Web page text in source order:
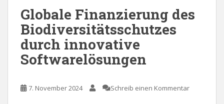
Globale Finanzierung des
Biodiversitätsschutzes
durch innovative
Softwarelösungen
7. November 2024 Schreib einen Kommentar